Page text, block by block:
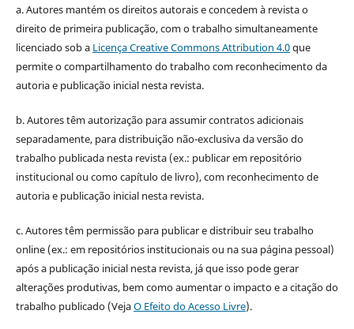
a. Autores mantém os direitos autorais e concedem à revista o
direito de primeira publicação, com o trabalho simultaneamente
licenciado sob a Licença Creative Commons Attribution 4.0que
permite o compartilhamento do trabalho com reconhecimento da
autoria e publicação inicial nesta revista.
b. Autores têm autorização para assumir contratos adicionais
separadamente, para distribuição não-exclusiva da versão do
trabalho publicada nesta revista (ex.: publicar em repositório
institucional ou como capítulo de livro), com reconhecimento de
autoria e publicação inicial nesta revista.
c. Autores têm permissão para publicar e distribuir seu trabalho
online (ex.: em repositórios institucionais ou na sua página pessoal)
após a publicação inicial nesta revista, já que isso pode gerar
alterações produtivas, bem como aumentar o impacto e a citação do
trabalho publicado (VejaO Efeito do Acesso Livre).